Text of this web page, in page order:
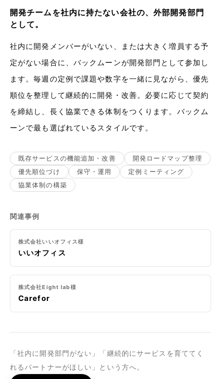
開発チームを社内に持たない会社の、外部開発部門
として。
社内に開発メンバーがいない、または大きく増員する予
定がない場合に、バックムーンが開発部門として参加し
ます。毎週の定例で課題や数字を一緒に見ながら、優先
順位を整理して継続的に開発・改善。必要に応じて契約
を締結し、長く協業できる体制をつくります。バックム
ーンで最も選ばれているスタイルです。
既存サービスの機能追加・改善
開発ロードマップ整理
優先順位づけ
保守・運用
定例ミーティング
協業体制の構築
関連事例
株式会社いいオフィス様
いいオフィス
株式会社Eight lab様
Carefor
「社内に開発部門がない」「継続的にサービスを育ててく
れるパートナーがほしい」という方へ。